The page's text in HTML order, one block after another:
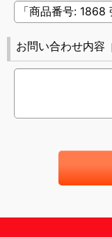
お問い合わせ内容